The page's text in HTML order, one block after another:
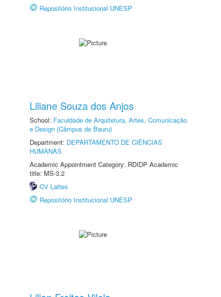
Repositório Institucional UNESP
Liliane Souza dos Anjos
School: Faculdade de Arquitetura, Artes, Comunicação
e Design (Câmpus de Bauru)
Department: DEPARTAMENTO DE CIÊNCIAS
HUMANAS
Academic Appointment Category: RDIDP Academic
title: MS-3.2
CV Lattes
Repositório Institucional UNESP